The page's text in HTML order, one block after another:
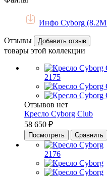
Инфо Cyborg
Отзывы Добавить отзыв
товары этой коллекции
2175
Отзывов нет
Кресло Cyborg Club
58 650 ₽
Посмотреть Сравнить
2176